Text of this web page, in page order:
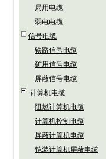
局用电缆
弱电电缆
信号电缆
铁路信号电缆
矿用信号电缆
屏蔽信号电缆
计算机电缆
阻燃计算机电缆
计算机控制电缆
屏蔽计算机电缆
铠装计算机屏蔽电缆